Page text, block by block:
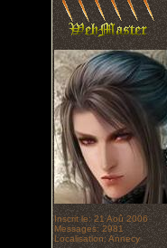
Inscrit le: 21 Aoû 2006
Messages: 2981
Localisation: Annecy